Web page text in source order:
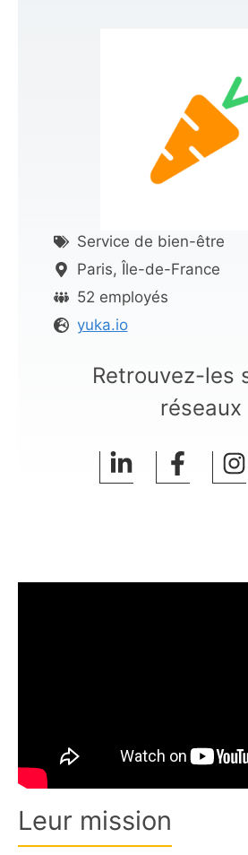
Service de bien-être
Paris, Île-de-France
52 employés
yuka.io
Retrouvez-les
réseaux
Leur mission